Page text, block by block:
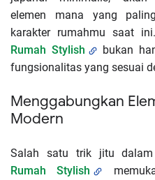
elemen mana yang
karakter rumahmu saat
Rumah Stylish
bukan
fungsionalitas yang sesuai
Menggabungkan
Modern
Salah satu trik jitu dalam
Rumah Stylish